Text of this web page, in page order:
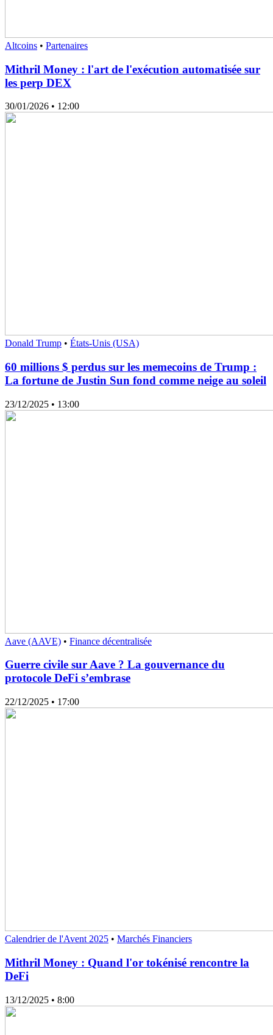
Altcoins • Partenaires
Mithril Money : l'art de l'exécution automatisée sur
les perp DEX
30/01/2026 • 12:00
Donald Trump • États-Unis (USA)
60 millions $ perdus sur les memecoins de Trump :
La fortune de Justin Sun fond comme neige au soleil
23/12/2025 • 13:00
Aave (AAVE) • Finance décentralisée
Guerre civile sur Aave ? La gouvernance du
protocole DeFi s’embrase
22/12/2025 • 17:00
Calendrier de l'Avent 2025 • Marchés Financiers
Mithril Money : Quand l'or tokénisé rencontre la
DeFi
13/12/2025 • 8:00